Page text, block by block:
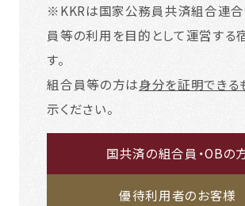
※KKRは国家公務員共済組合連
員等の利用を目的として運営する
す。
組合員等の方は身分を証明できる
示ください。
国共済の組合員・OBの
優待利用者のお客様